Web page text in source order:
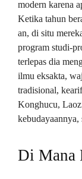
modern karena
Ketika tahun
an, di situ
program studi-
terlepas dia
ilmu eksakta,
tradisional,
Konghucu,
kebudayaannya,
Di Mana